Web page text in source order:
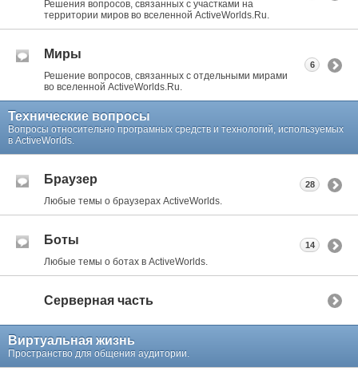
Решения вопросов, связанных с участками на
территории миров во вселенной ActiveWorlds.Ru.
Миры
Решение вопросов, связанных с отдельными мирами
во вселенной ActiveWorlds.Ru.
6
Технические вопросы
Вопросы относительно програмных средств и технологий, используемых
в ActiveWorlds.
Браузер
Любые темы о браузерах ActiveWorlds.
28
Боты
Любые темы о ботах в ActiveWorlds.
14
Серверная часть
Виртуальная жизнь
Пространство для общения аудитории.